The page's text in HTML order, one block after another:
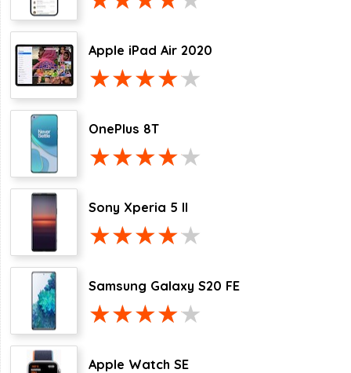
Apple iPad Air 2020
OnePlus 8T
Sony Xperia 5 II
Samsung Galaxy S20 FE
Apple Watch SE